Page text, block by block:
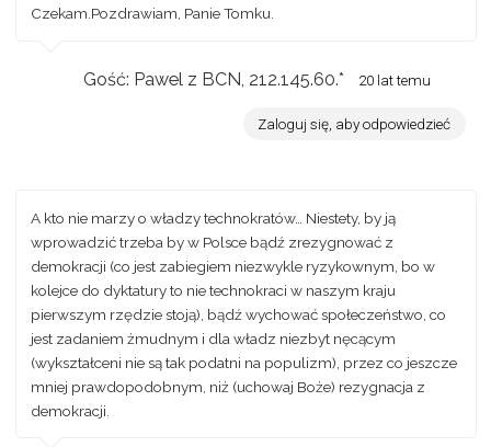
Czekam.Pozdrawiam, Panie Tomku.
Gość: Pawel z BCN, 212.145.60.* 20 lat temu
Zaloguj się, aby odpowiedzieć
A kto nie marzy o władzy technokratów… Niestety, by ją
wprowadzić trzeba by w Polsce bądź zrezygnować z
demokracji (co jest zabiegiem niezwykle ryzykownym, bo w
kolejce do dyktatury to nie technokraci w naszym kraju
pierwszym rzędzie stoją), bądź wychować społeczeństwo, co
jest zadaniem żmudnym i dla władz niezbyt nęcącym
(wykształceni nie są tak podatni na populizm), przez co jeszcze
mniej prawdopodobnym, niż (uchowaj Boże) rezygnacja z
demokracji.